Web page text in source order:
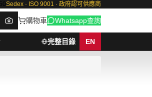
Sedex · ISO 9001 · 政府認可供應商
購物車 Whatsapp查詢
完整目錄 EN